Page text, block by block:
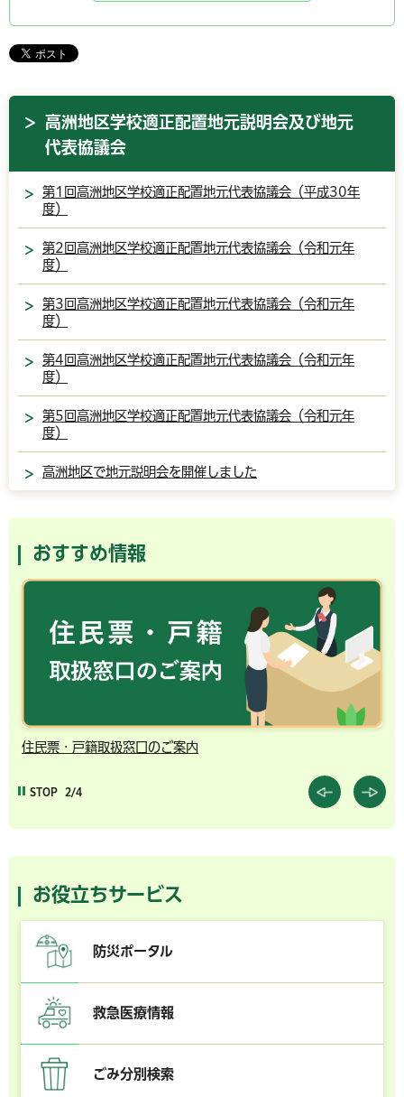
高洲地区学校適正配置地元説明会及び地元
代表協議会
第1回高洲地区学校適正配置地元代表協議会（平成30年
度）
第2回高洲地区学校適正配置地元代表協議会（令和元年
度）
第3回高洲地区学校適正配置地元代表協議会（令和元年
度）
第4回高洲地区学校適正配置地元代表協議会（令和元年
度）
第5回高洲地区学校適正配置地元代表協議会（令和元年
度）
高洲地区で地元説明会を開催しました
おすすめ情報
住民票・戸籍取扱窓口のご案内
STOP 2/4
お役立ちサービス
防災ポータル
救急医療情報
ごみ分別検索